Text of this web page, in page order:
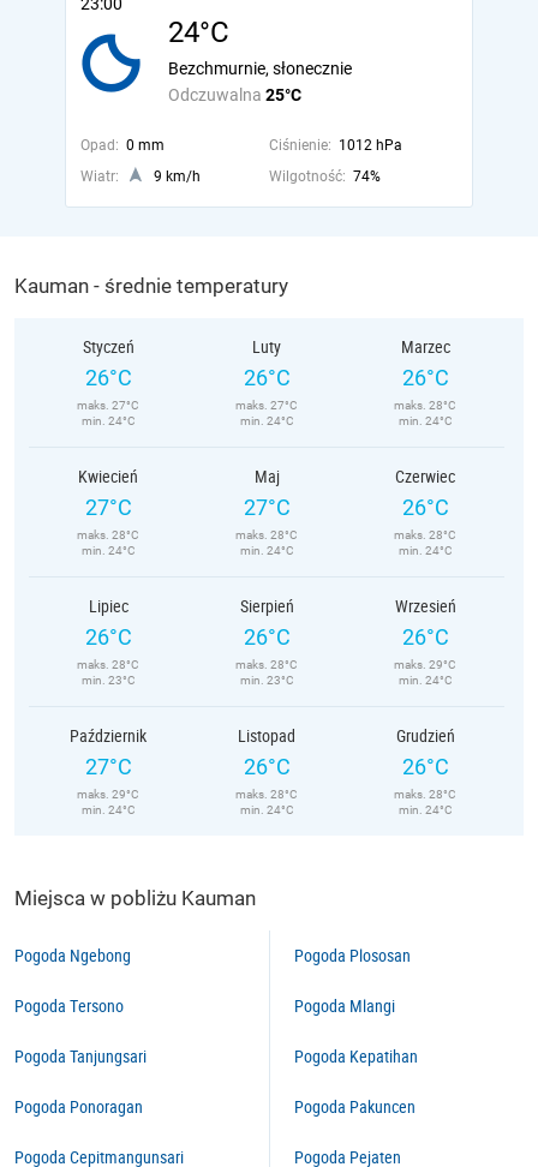
24°C
Odczuwalna 25°C
Bezchmurnie, słonecznie
Opad: 0 mm Ciśnienie: 1012 hPa
Wiatr:
9 km/h Wilgotność: 74%
Kauman - średnie temperatury
Styczeń
26°C
maks. 27°C
min. 24°C
Luty
26°C
maks. 27°C
min. 24°C
Marzec
26°C
maks. 28°C
min. 24°C
Kwiecień
27°C
maks. 28°C
min. 24°C
Maj
27°C
maks. 28°C
min. 24°C
Czerwiec
26°C
maks. 28°C
min. 24°C
Lipiec
26°C
maks. 28°C
min. 23°C
Sierpień
26°C
maks. 28°C
min. 23°C
Wrzesień
26°C
maks. 29°C
min. 24°C
Październik
27°C
maks. 29°C
min. 24°C
Listopad
26°C
maks. 28°C
min. 24°C
Grudzień
26°C
maks. 28°C
min. 24°C
Miejsca w pobliżu Kauman
Pogoda Ngebong
Pogoda Tersono
Pogoda Tanjungsari
Pogoda Ponoragan
Pogoda Cepitmangunsari
Pogoda Plososan
Pogoda Mlangi
Pogoda Kepatihan
Pogoda Pakuncen
Pogoda Pejaten